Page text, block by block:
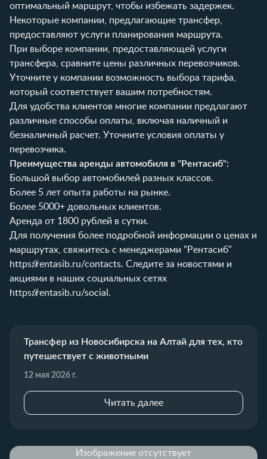
оптимальный маршрут, чтобы избежать задержек.
Некоторые компании, предлагающие трансфер,
предоставляют услуги планирования маршрута.
При выборе компании, предоставляющей услуги
трансфера, сравните цены различных перевозчиков.
Уточните у компании возможность выбора тарифа,
который соответствует вашим потребностям.
Для удобства клиентов многие компании предлагают
различные способы оплаты, включая наличный и
безналичный расчет. Уточните условия оплаты у
перевозчика.
Преимущества аренды автомобиля в "Рентасиб":
Большой выбор автомобилей разных классов.
Более 5 лет опыта работы на рынке.
Более 5000+ довольных клиентов.
Аренда от 1800 рублей в сутки.
Для получения более подробной информации о ценах и
маршрутах, свяжитесь с менеджерами "Рентасиб"
https://rentasib.ru/contacts. Следите за новостями и
акциями в наших социальных сетях
https://rentasib.ru/social .
Трансфер из Новосибирска на Алтай для тех, кто
путешествует с животными
12 мая 2026 г.
Читать далее
Изображение отсутствует